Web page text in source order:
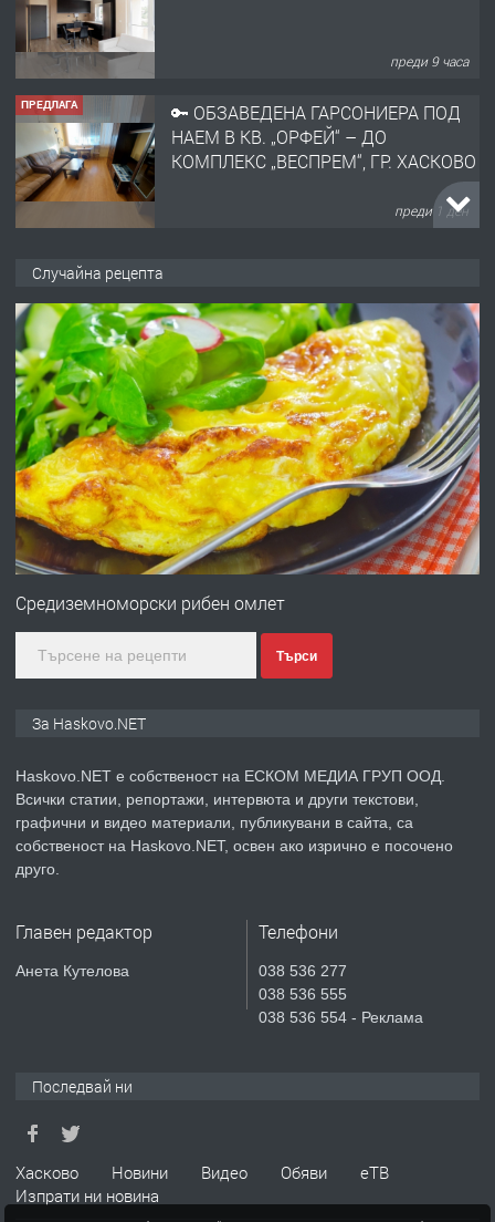
преди 9 часа
ПРЕДЛАГА
🔑 ОБЗАВЕДЕНА ГАРСОНИЕРА ПОД
НАЕМ В КВ. „ОРФЕЙ“ – ДО
КОМПЛЕКС „ВЕСПРЕМ“, ГР. ХАСКОВО
преди 1 ден
АПАРТАМЕНТ В ЦЕНТЪРА НА ГР.
ХАСКОВО
преди 2 дни
ПРЕДЛАГА Давам гараж под наем
преди 2 дни
ПРЕДЛАГА
№4120 Магазин/Офис под наем в кв.
градската градина!
преди 3 дни
ПРЕДЛАГА
Продавам парцел в гр. Хасково кв.
СГЛОБЯВАНЕ НА МЕБЕЛИ.
апартамент под наем в кв.
Училищни, гр. Хасково.
Случайна рецепта
Средиземноморски рибен омлет
Търси
За Haskovo.NET
Haskovo.NET е собственост на ЕСКОМ МЕДИА ГРУП ООД.
Всички статии, репортажи, интервюта и други текстови,
графични и видео материали, публикувани в сайта, са
собственост на Haskovo.NET, освен ако изрично е посочено
друго.
Главен редактор
Анета Кутелова
Телефони
038 536 277
038 536 555
038 536 554 - Реклама
Последвай ни
Хасково Новини Видео Обяви
еТВ
Изпрати ни новина